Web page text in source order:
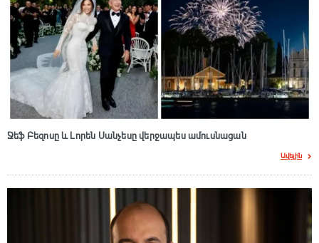
Ջեֆ Բեզոսը և Լորեն Սանչեսը վերջապես ամուսնացան
Ավելին